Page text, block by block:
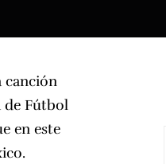
canción
de Fútbol
en este